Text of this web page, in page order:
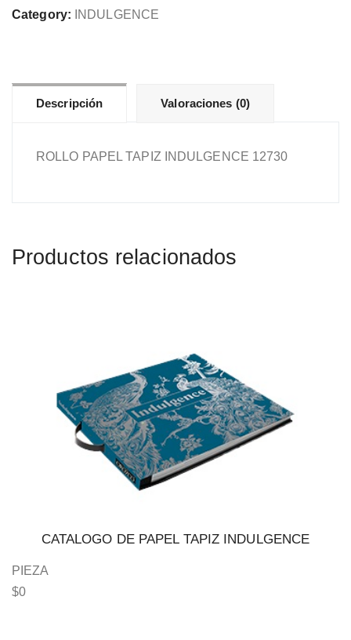
12730
Category: INDULGENCE
Descripción Valoraciones (0)
ROLLO PAPEL TAPIZ INDULGENCE 12730
Productos relacionados
CATALOGO DE PAPEL TAPIZ INDULGENCE
PIEZA
$0